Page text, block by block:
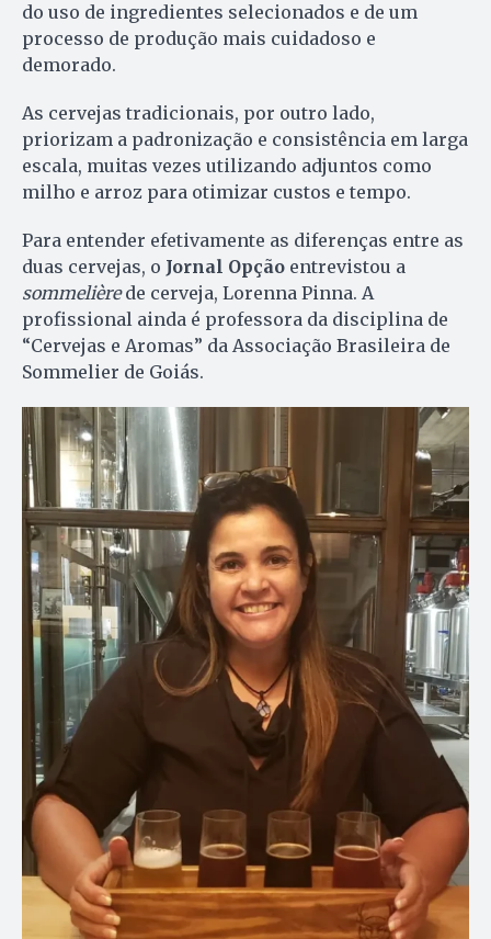
do uso de ingredientes selecionados e de um
processo de produção mais cuidadoso e
demorado.
As cervejas tradicionais, por outro lado,
priorizam a padronização e consistência em larga
escala, muitas vezes utilizando adjuntos como
milho e arroz para otimizar custos e tempo.
Para entender efetivamente as diferenças entre as
duas cervejas, o Jornal Opção entrevistou a
sommelièrede cerveja, Lorenna Pinna. A
profissional ainda é professora da disciplina de
“Cervejas e Aromas” da Associação Brasileira de
Sommelier de Goiás.